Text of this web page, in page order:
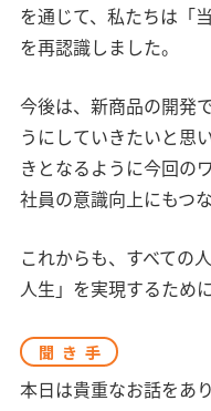
を通じて、私たちは「
を再認識しました。
今後は、新商品の開発
うにしていきたいと思
きとなるように今回の
社員の意識向上にもつ
これからも、すべての
人生」を実現するため
聞き手
本日は貴重なお話をあ